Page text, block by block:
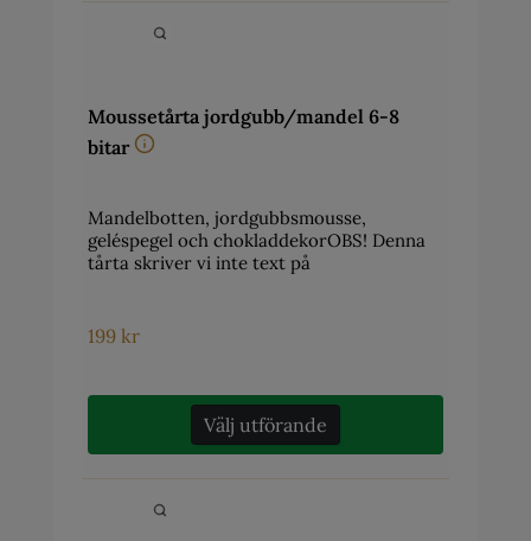
Moussetårta jordgubb/mandel 6-8
bitar
Mandelbotten, jordgubbsmousse,
geléspegel och chokladdekorOBS! Denna
tårta skriver vi inte text på
199 kr
Välj utförande